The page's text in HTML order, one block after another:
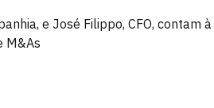
e José Filippo, CFO, contam à
M&As